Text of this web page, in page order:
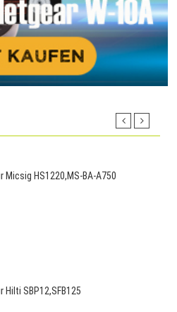
HS1220,MS-BA-A750
SBP12,SFB125